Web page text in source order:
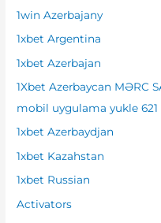
o
r
:
1win Azerbajany
1xbet Argentina
1xbet Azerbajan
1Xbet Azerbaycan MƏRC
mobil uygulama yukle 621
1xbet Azerbaydjan
1xbet Kazahstan
1xbet Russian
Activators